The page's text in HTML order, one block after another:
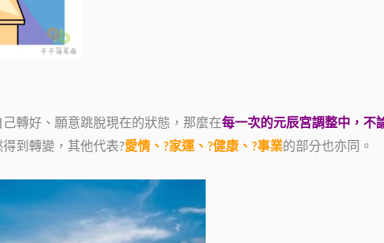
己轉好、願意跳脫現在的狀態，那麼在每一次的元辰宮調整中，不
到轉變，其他代表?愛情、?家運、?健康、?事業的部分也亦同。